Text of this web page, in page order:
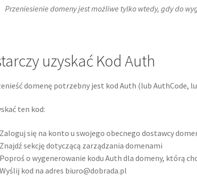
Przeniesienie domeny jest możliwe tylko wtedy, gdy do
uzyskać Kod Auth
domenę potrzebny jest kod Auth (lub AuthCode,
ten kod:
Zaloguj się na konto u swojego obecnego dostawcy
Znajdź sekcję dotyczącą zarządzania domenami
Poproś o wygenerowanie kodu Auth dla domeny, którą
Wyślij kod na adres biuro@dobrada.pl